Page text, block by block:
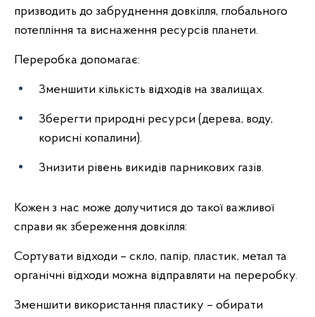
призводить до забруднення довкілля, глобального
потепління та виснаження ресурсів планети.
Переробка допомагає:
Зменшити кількість відходів на звалищах.
Зберегти природні ресурси (дерева, воду,
корисні копалини).
Знизити рівень викидів парникових газів.
Кожен з нас може долучитися до такої важливої
справи як збереження довкілля:
Сортувати відходи – скло, папір, пластик, метал та
органічні відходи можна відправляти на переробку.
Зменшити використання пластику – обирати